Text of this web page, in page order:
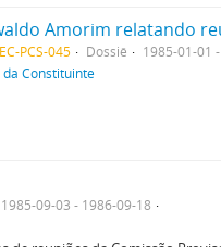
PCS-045 Dossiê
1985-01-01
Constituinte
1985-09-03 - 1986-09-18